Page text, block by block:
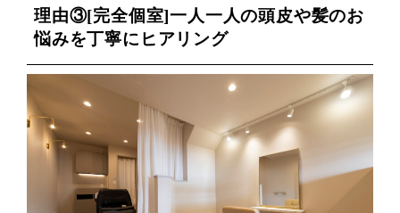
理由③[完全個室]一人一人の頭皮や髪のお
悩みを丁寧にヒアリング